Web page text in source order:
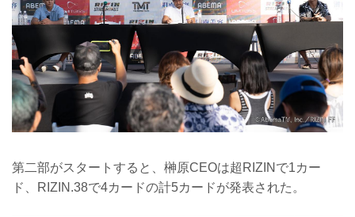
第二部がスタートすると、榊原CEOは超RIZINで1カー
ド、RIZIN.38で4カードの計5カードが発表された。